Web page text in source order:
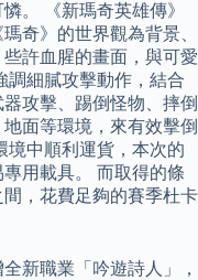
。 《新瑪奇英雄傳》
奇》的世界觀為背景、
許血腥的畫面，與可愛
調細膩攻擊動作，結合
攻擊、踢倒怪物、摔倒
面等環境，來有效擊倒
境中順利運貨，本次的
用載具。 而取得的條
，花費足夠的賽季杜卡
新職業「吟遊詩人」，